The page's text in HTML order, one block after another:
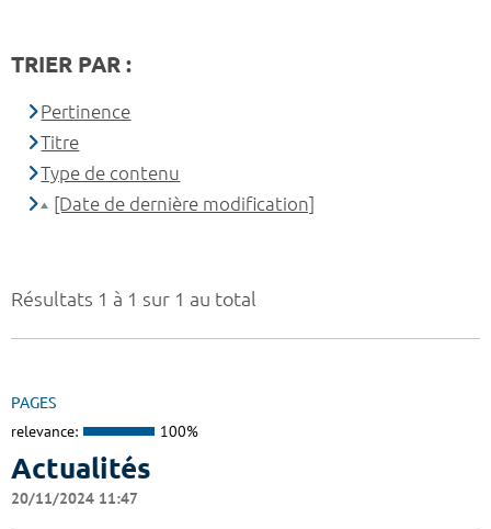
Résultats 1 à 1 sur 1 au total
PAGES
relevance: 100%
Actualités
20/11/2024 11:47
TRIER PAR :
Pertinence
Titre
Type de contenu
[Date de dernière modification]